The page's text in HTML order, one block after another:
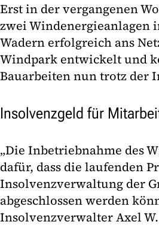
Erst in der vergangenen
zwei Windenergieanlagen
Wadern erfolgreich ans
Windpark entwickelt und
Bauarbeiten nun trotz der
Insolvenzgeld für
„Die Inbetriebnahme des
dafür, dass die laufenden
Insolvenzverwaltung der
abgeschlossen werden
Insolvenzverwalter Axel